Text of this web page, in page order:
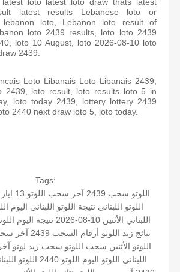
latest results Lebanese loto or
lebanon loto, Lebanon loto result of
loto 2439 results, loto loto 2439
loto 10 August, loto 2026-08-10 loto
2439.
Loto Libanais Loto Libanais 2439,
2439, loto result, loto results loto 5 in
loto today 2439, lottery lottery 2439
2440 next draw loto 5, loto today.
Tags:
اللوتو سحب 2439 آخر سحب اللوتو 13 ايار 2019
اللوتو اللبناني نتيجة اللوتو اللبناني اليوم
اللبناني الأثنين 10-08-2026
نتيجة اليوم
نتائج زيد اللوتو أرقام السحب 2439 آخر
اللوتو الأثنين سحب اللوتو سحب زيد لوتو
اللبناني اللوتو اليوم اللوتو 2440 اللوتو